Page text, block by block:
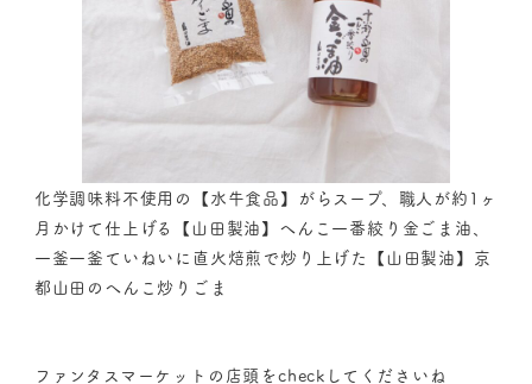
化学調味料不使用の【水牛食品】がらスープ、職人が約1ヶ
月かけて仕上げる【山田製油】へんこ一番絞り金ごま油、
一釜一釜ていねいに直火焙煎で炒り上げた【山田製油】京
都山田のへんこ炒りごま
ファンタスマーケットの店頭をcheckしてくださいね